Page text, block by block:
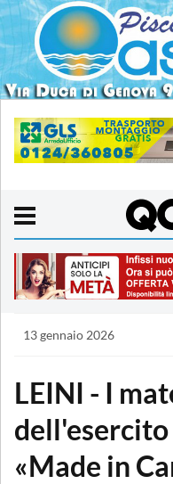
13 gennaio 2026
LEINI - I
«Made in